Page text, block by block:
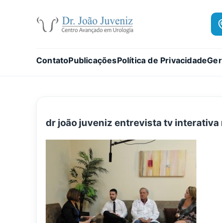
ContatoPublicaçõesPolítica de Privacidade
dr joão juveniz entrevista tv interativa